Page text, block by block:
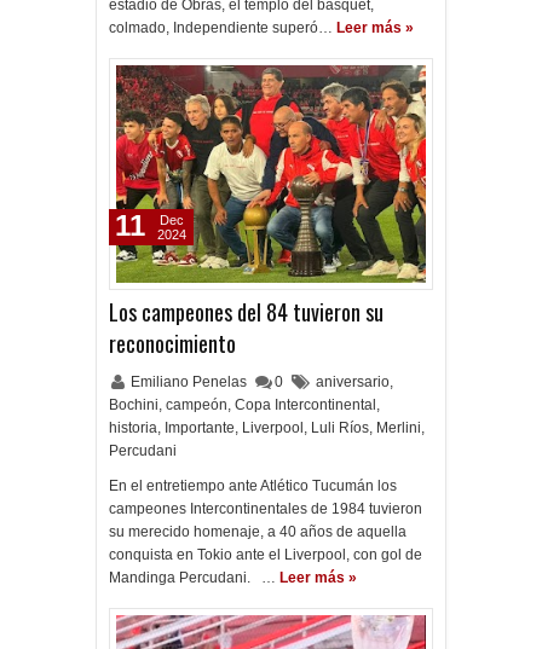
estadio de Obras, el templo del básquet,
colmado, Independiente superó… Leer más »
Los campeones del 84 tuvieron su
reconocimiento
Emiliano Penelas 0 aniversario,
Bochini, campeón, Copa Intercontinental ,
historia, Importante, Liverpool , Luli Ríos, Merlini,
Percudani
En el entretiempo ante Atlético Tucumán los
campeones Intercontinentales de 1984 tuvieron
su merecido homenaje, a 40 años de aquella
conquista en Tokio ante el Liverpool, con gol de
Mandinga Percudani. … Leer más »
11
Dec
2024